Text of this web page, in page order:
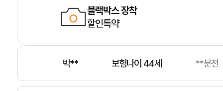
블랙박스 장착
할인특약
박** 보험나이 44세
이** 보험나이 45세 **분전